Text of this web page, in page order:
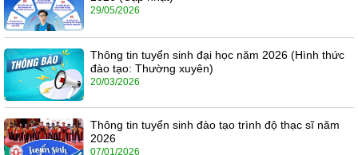
29/05/2026
Thông tin tuyển sinh đại học năm 2026 (Hình thức
đào tạo: Thường xuyên)
20/03/2026
Thông tin tuyển sinh đào tạo trình độ thạc sĩ năm
2026
07/01/2026